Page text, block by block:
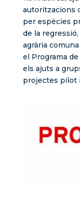
autoritzacions
per espècies
de la
agrària
el Programa
els ajuts a
projectes pilot